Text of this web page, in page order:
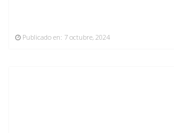
Publicado en: 7 octubre, 2024